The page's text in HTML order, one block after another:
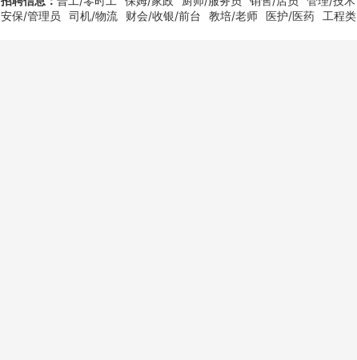
安保/管理员
司机/物流 财会/收银/前台 教培/老师 医护/医药 工程类